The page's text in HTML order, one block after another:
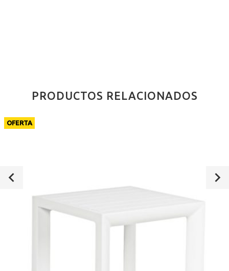
PRODUCTOS RELACIONADOS
OFERTA